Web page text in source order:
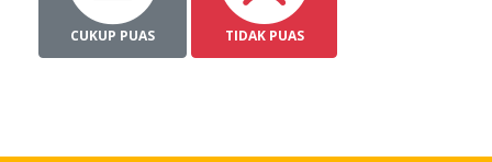
CUKUP PUAS TIDAK PUAS